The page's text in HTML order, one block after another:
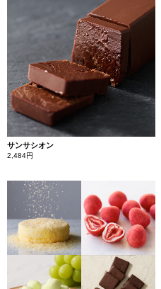
サンサシオン
2,484円